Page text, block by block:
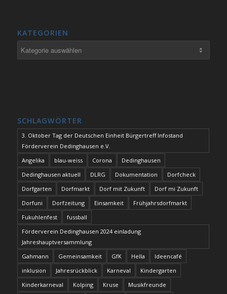
KATEGORIEN
SCHLAGWÖRTER
3. Oktober Tag der Deutschen Einheit Bürgertreff Infostand
Förderverein Dedinghausen e.V.
Angelika
blau-weiss Corona
Dedinghausen
Dedinghausen aktuell
DLRG Dokumentation
Dorfcheck
Dorfgarten
Dorfmarkt Dorf mit Zukunft
Dorf mi Zukunft
Dorfuni
Dorfzeitung Einsamkeit
Frühjahrsdorfmarkt
Fukuhlenfest
fussball
Förderverein Dedinghausen 2024 einladung
Jahreshauptversammlung
Gahmann
Gemeinsamkeit GfK Hella
Ideencafé
inklusion
Jahresrückblick Karneval
Kindergarten
Kinderkarneval
Kolping Kruse
Musikfreunde